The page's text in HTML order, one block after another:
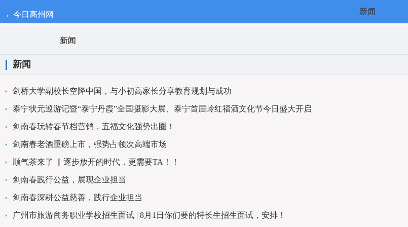
←今日高州网 新闻
新闻
新闻
剑桥大学副校长空降中国，与小初高家长分享教育规划与成功
泰宁状元巡游记暨“泰宁丹霞”全国摄影大展、泰宁首届岭红福酒文化节今日盛大开启
剑南春玩转春节档营销，五福文化强势出圈！
剑南春老酒重磅上市，强势占领次高端市场
顺气茶来了 ▏逐步放开的时代，更需要TA！！
剑南春践行公益，展现企业担当
剑南春深耕公益慈善，践行企业担当
广州市旅游商务职业学校招生面试 | 8月1日你们要的特长生招生面试，安排！